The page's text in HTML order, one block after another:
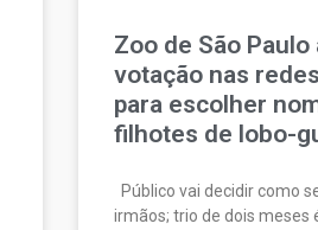
Zoo de São Paulo
votação nas
para escolher
filhotes de lobo-
Público vai decidir como
irmãos; trio de dois meses